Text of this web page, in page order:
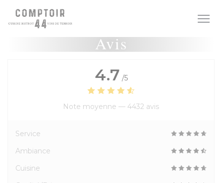
Personnalisation de vos choix en matière de cookies
Avis
4.7 /5
Note moyenne — 4432 avis
Service
Ambiance
Cuisine